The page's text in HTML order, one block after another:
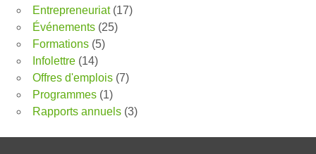
Entrepreneuriat(17)
Événements (25)
Formations (5)
Infolettre (14)
Offres d'emplois (7)
Programmes (1)
Rapports annuels (3)